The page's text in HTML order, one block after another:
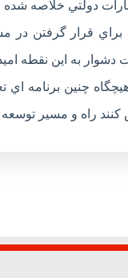
دولتي خلاصه
قرار گرفتن در
دشوار به اين نقطه
چنين برنامه
راه و مسير توسعه